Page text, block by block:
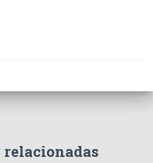
relacionadas